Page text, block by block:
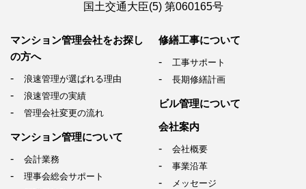
国土交通大臣(5) 第060165号
マンション管理会社をお探し
の方へ
浪速管理が選ばれる理由
浪速管理の実績
管理会社変更の流れ
マンション管理について
会計業務
理事会総会サポート
修繕工事について
工事サポート
長期修繕計画
ビル管理について
会社案内
会社概要
事業沿革
メッセージ